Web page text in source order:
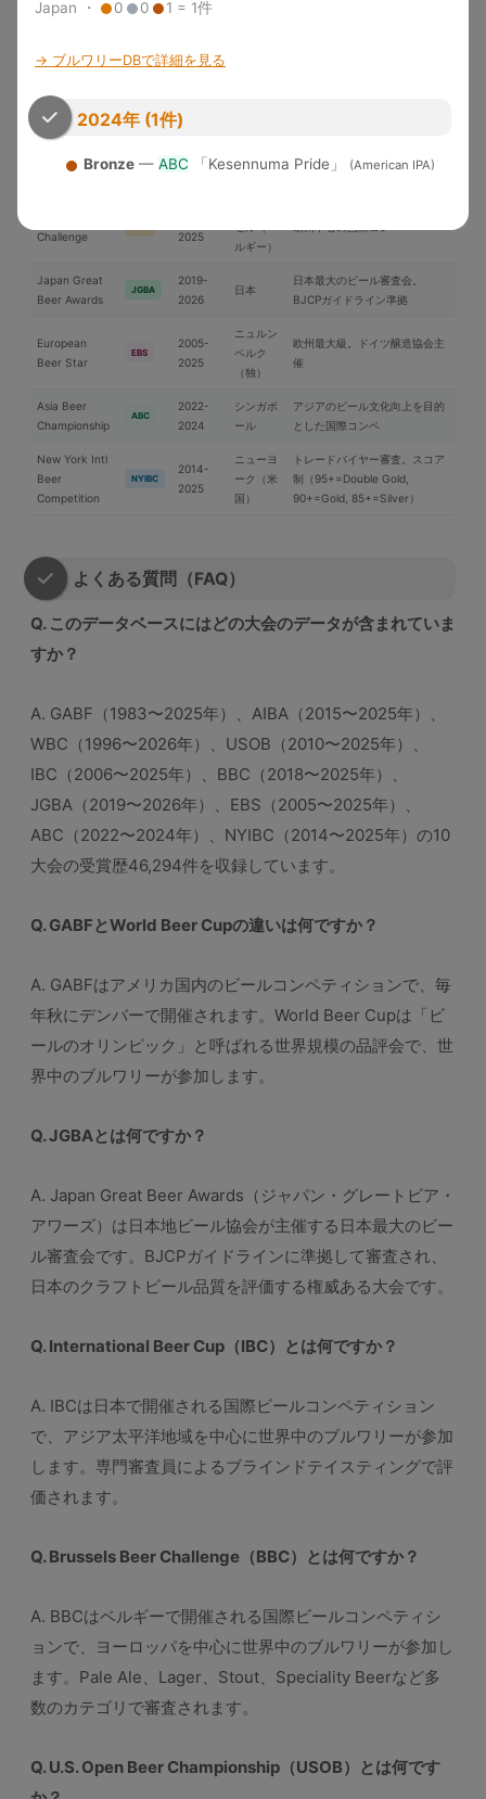
Japan ・ 0 0 1 = 1件
→ ブルワリーDBで詳細を見る
2024年 (1件)
Bronze— ABC 「Kesennuma Pride」 (American IPA)
Cup
WBC
2026
U.S. Open
Championship
2010-
International
Beer Cup
2025
グ審査
Challenge
2025
ルギー）
Japan Great
Beer Awards
JGBA
2019-
2026
日本
日本最大のビール審査会。
BJCPガイドライン準拠
European
Beer Star
EBS
2005-
2025
ニュルン
ベルク
（独）
欧州最大級。ドイツ醸造協会主
催
Asia Beer
Championship
ABC
2022-
2024
シンガポ
ール
アジアのビール文化向上を目的
とした国際コンペ
New York Intl
Beer
Competition
NYIBC
2014-
2025
ニューヨ
ーク（米
国）
トレードバイヤー審査。スコア
制（95+=Double Gold,
90+=Gold, 85+=Silver）
よくある質問（FAQ）
Q. このデータベースにはどの大会のデータが含まれていま
すか？
A. GABF（1983〜2025年）、AIBA（2015〜2025年）、
WBC（1996〜2026年）、USOB（2010〜2025年）、
IBC（2006〜2025年）、BBC（2018〜2025年）、
JGBA（2019〜2026年）、EBS（2005〜2025年）、
ABC（2022〜2024年）、NYIBC（2014〜2025年）の10
大会の受賞歴46,294件を収録しています。
Q. GABFとWorld Beer Cupの違いは何ですか？
A. GABFはアメリカ国内のビールコンペティションで、毎
年秋にデンバーで開催されます。World Beer Cupは「ビ
ールのオリンピック」と呼ばれる世界規模の品評会で、世
界中のブルワリーが参加します。
Q. JGBAとは何ですか？
A. Japan Great Beer Awards（ジャパン・グレートビア・
アワーズ）は日本地ビール協会が主催する日本最大のビー
ル審査会です。BJCPガイドラインに準拠して審査され、
日本のクラフトビール品質を評価する権威ある大会です。
Q. International Beer Cup（IBC）とは何ですか？
A. IBCは日本で開催される国際ビールコンペティション
で、アジア太平洋地域を中心に世界中のブルワリーが参加
します。専門審査員によるブラインドテイスティングで評
価されます。
Q. Brussels Beer Challenge（BBC）とは何ですか？
A. BBCはベルギーで開催される国際ビールコンペティシ
ョンで、ヨーロッパを中心に世界中のブルワリーが参加し
ます。Pale Ale、Lager、Stout、Speciality Beerなど多
数のカテゴリで審査されます。
Q. U.S. Open Beer Championship（USOB）とは何です